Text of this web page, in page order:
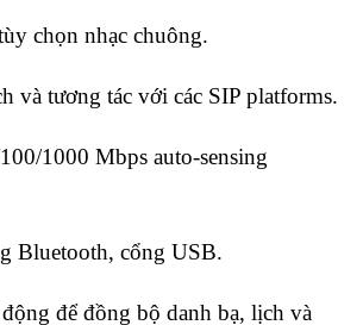
chọn nhạc chuông.
tương tác với các SIP platforms.
1000 Mbps auto-sensing
cổng USB.
để đồng bộ danh bạ, lịch và